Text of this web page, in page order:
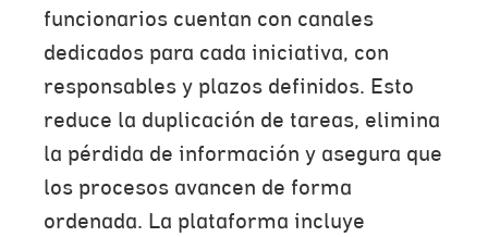
funcionarios cuentan con canales
dedicados para cada iniciativa, con
responsables y plazos definidos. Esto
reduce la duplicación de tareas, elimina
la pérdida de información y asegura que
los procesos avancen de forma
ordenada. La plataforma incluye